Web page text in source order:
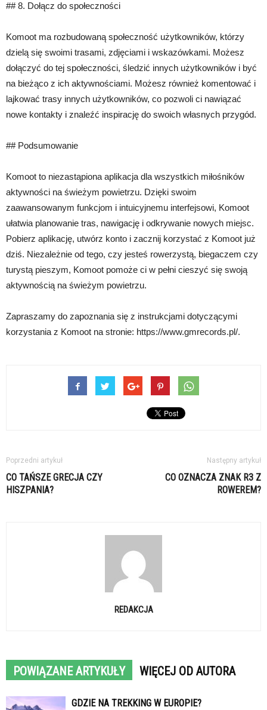
## 8. Dołącz do społeczności
Komoot ma rozbudowaną społeczność użytkowników, którzy
dzielą się swoimi trasami, zdjęciami i wskazówkami. Możesz
dołączyć do tej społeczności, śledzić innych użytkowników i być
na bieżąco z ich aktywnościami. Możesz również komentować i
lajkować trasy innych użytkowników, co pozwoli ci nawiązać
nowe kontakty i znaleźć inspirację do swoich własnych przygód.
## Podsumowanie
Komoot to niezastąpiona aplikacja dla wszystkich miłośników
aktywności na świeżym powietrzu. Dzięki swoim
zaawansowanym funkcjom i intuicyjnemu interfejsowi, Komoot
ułatwia planowanie tras, nawigację i odkrywanie nowych miejsc.
Pobierz aplikację, utwórz konto i zacznij korzystać z Komoot już
dziś. Niezależnie od tego, czy jesteś rowerzystą, biegaczem czy
turystą pieszym, Komoot pomoże ci w pełni cieszyć się swoją
aktywnością na świeżym powietrzu.
Zapraszamy do zapoznania się z instrukcjami dotyczącymi
korzystania z Komoot na stronie: https://www.gmrecords.pl/.
Poprzedni artykuł
CO TAŃSZE GRECJA CZY
HISZPANIA?
Następny artykuł
CO OZNACZA ZNAK R3 Z
ROWEREM?
REDAKCJA
POWIĄZANE ARTYKUŁY WIĘCEJ OD AUTORA
GDZIE NA TREKKING W EUROPIE?